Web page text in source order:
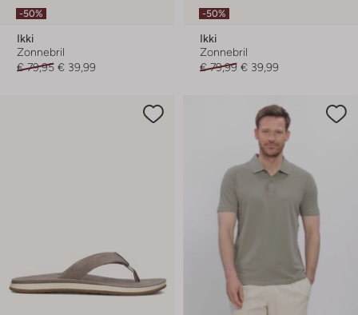
-50%
Ikki
Zonnebril
€ 79,95 € 39,99
-50%
Ikki
Zonnebril
€ 79,99 € 39,99